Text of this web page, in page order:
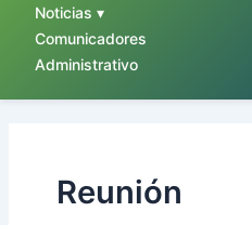
Noticias ▾
Comunicadores
Administrativo
Reunión